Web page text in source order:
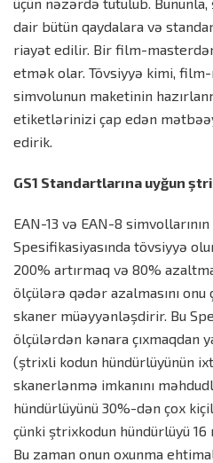
dair bütün qaydalara və
riayət edilir. Bir film-
etmək olar. Tövsiyyə kimi,
simvolunun maketinin
etiketlərinizi çap edən
edirik.
GS1 Standartlarına uyğun
EAN-13 və EAN-8
Spesifikasiyasında tövsiyyə
200% artırmaq və 80%
ölçülərə qədər azalmasını
skaner müəyyənləşdirir. Bu
ölçülərdən kənara çıxmaqdan
(ştrixli kodun hündürlüyünün
skanerlənmə imkanını
hündürlüyünü 30%-dən çox
çünki ştrixkodun hündürlüyü 16
Bu zaman onun oxunma